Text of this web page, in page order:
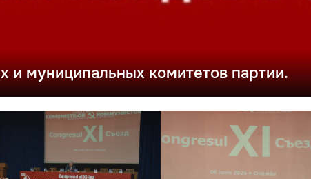
муниципальных комитетов партии.